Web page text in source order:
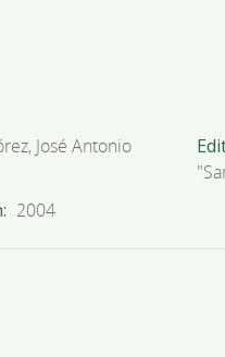
José Antonio
2004